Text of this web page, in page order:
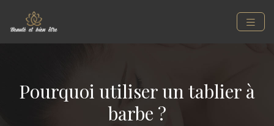
Pourquoi utiliser un tablier à
barbe ?